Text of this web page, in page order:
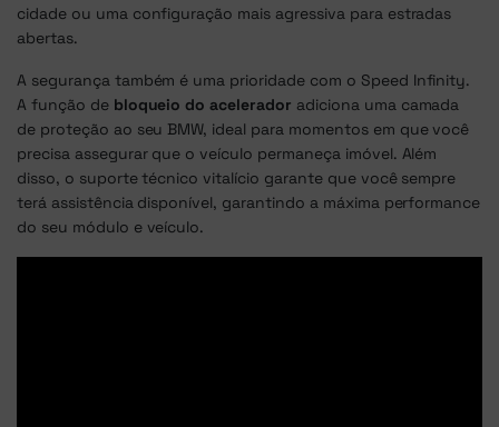
cidade ou uma configuração mais agressiva para estradas
abertas.
A segurança também é uma prioridade com o Speed Infinity.
A função de bloqueio do acelerador adiciona uma camada
de proteção ao seu BMW, ideal para momentos em que você
precisa assegurar que o veículo permaneça imóvel. Além
disso, o suporte técnico vitalício garante que você sempre
terá assistência disponível, garantindo a máxima performance
do seu módulo e veículo.